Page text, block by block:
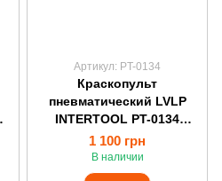
Артикул: PT-0134
Краскопульт
пневматический LVLP
INTERTOOL PT-0134
(1.4мм/600мл)
1 100 грн
В наличии